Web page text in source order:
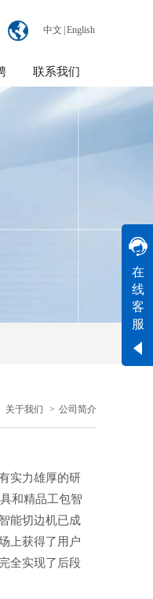
中文 English
在
线
客
服
黄生18824586090
联系我们
关于我们 > 公司简介
实力雄厚的研
和精品工包智
能切边机已成
上获得了用户
全实现了后段